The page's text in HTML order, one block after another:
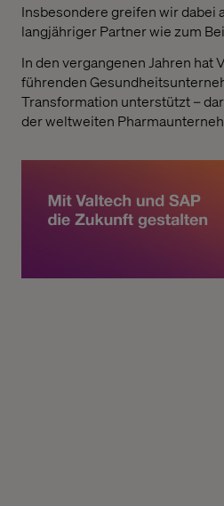
Insbesondere greifen wir dabei
langjähriger Partner wie zum
In den vergangenen Jahren hat
führenden
Transformation unterstützt –
der weltweiten